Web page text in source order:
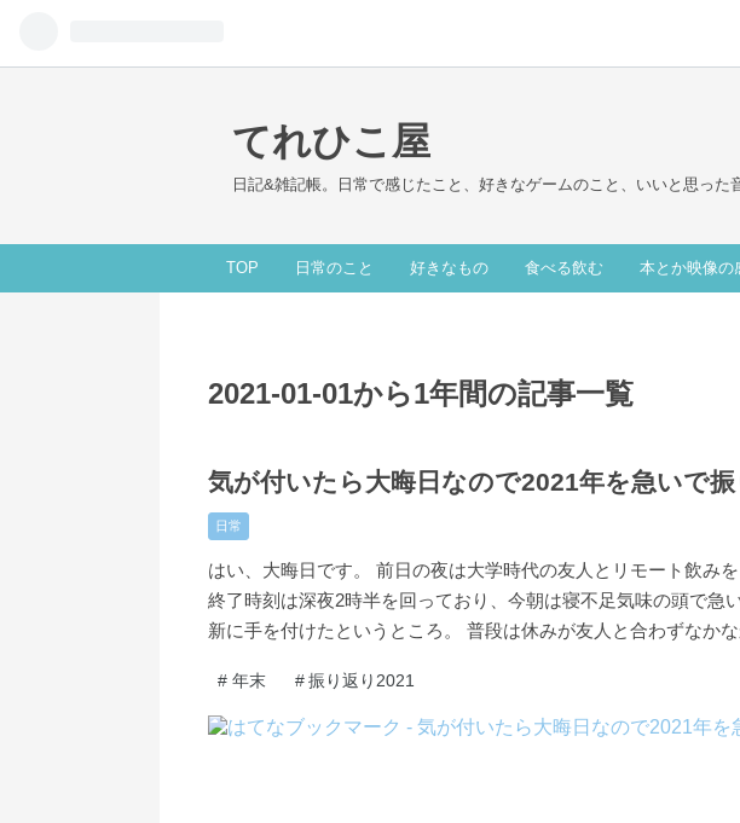
てれひこ屋
日記&雑記帳。日常で感じたこと、好きなゲームのこと、いいと思った
TOP 日常のこと 好きなもの 食べる飲む 本とか映像の
2021-01-01から1年間の記事一覧
気が付いたら大晦日なので2021年を急いで振
日常
はい、大晦日です。 前日の夜は大学時代の友人とリモート飲み
終了時刻は深夜2時半を回っており、今朝は寝不足気味の頭で急
新に手を付けたというところ。 普段は休みが友人と合わずなか
# 年末 # 振り返り2021